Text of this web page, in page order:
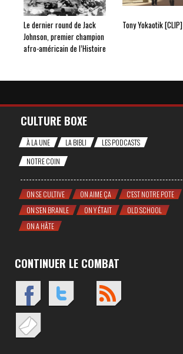
Le dernier round de Jack
Johnson, premier champion
afro-américain de l’Histoire
Tony Yokaotik [CLIP]
CULTURE BOXE
À LA UNE LA BIBLI
LES PODCASTS
NOTRE COIN
ON SE CULTIVE ON AIME ÇA
C'EST NOTRE POTE
ON S'EN BRANLE
ON Y ÉTAIT
OLD SCHOOL
ON A HÂTE
CONTINUER LE COMBAT